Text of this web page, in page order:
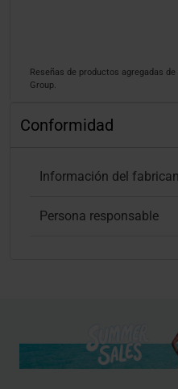
Reseñas de productos agregadas
Group.
Conformidad
Información del
Persona responsable